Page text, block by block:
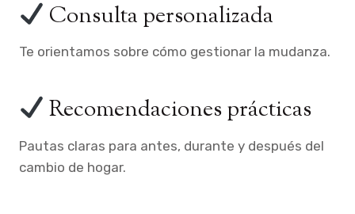
​ Consulta personalizada
Te orientamos sobre cómo gestionar la mudanza.
​ Recomendaciones prácticas
Pautas claras para antes, durante y después del
cambio de hogar.